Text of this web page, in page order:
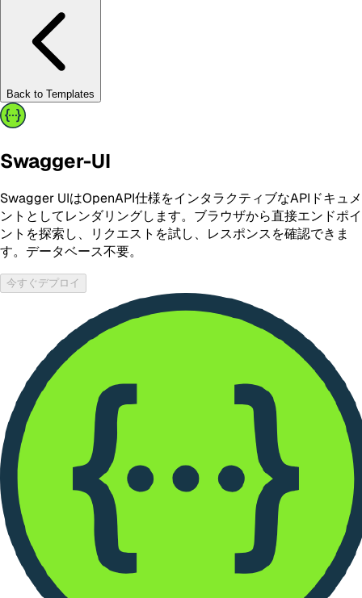
Back to Templates
Swagger-UI
Swagger UIはOpenAPI仕様をインタラクティブなAPIドキュメ
ントとしてレンダリングします。ブラウザから直接エンドポイ
ントを探索し、リクエストを試し、レスポンスを確認できま
す。データベース不要。
今すぐデプロイ